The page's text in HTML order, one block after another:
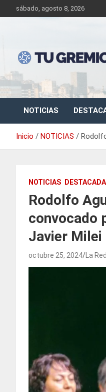
al
sábado, agosto 8, 2026
Tu
Sitio de noticias gremiales
NOTICIAS
Inicio NOTICIAS
NOTICIAS
Rodolfo
convocado
Javier Milei
octubre 25, 2024 La